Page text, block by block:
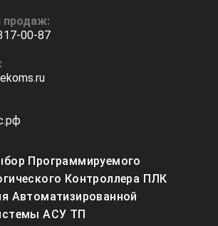
продаж:
00-87
Откроется
Программируемого
Контроллера ПЛК
Автоматизированной
АСУ ТП